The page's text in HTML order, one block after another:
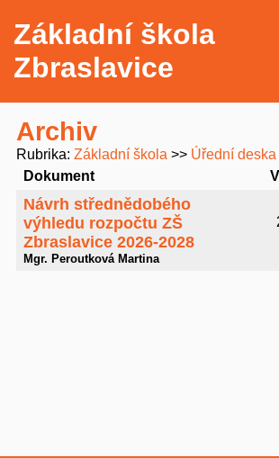
Základní škola
Zbraslavice
Archiv
Rubrika Základní škola
Úřední deska
Dokument
Návrh střednědobého
výhledu rozpočtu ZŠ
Zbraslavice 2026-2028
Mgr. Peroutková Martina